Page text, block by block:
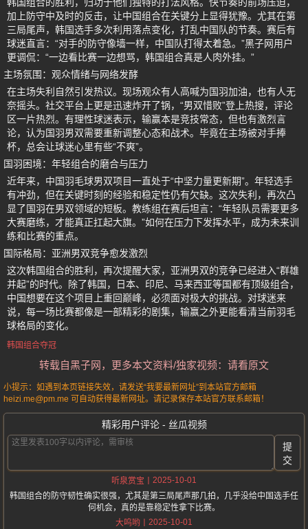
加上防守中及时的反击，让中国组合在关键分上显得犹豫。尤其在第
三局尾声，韩国选手多次利用落点变化，打乱中国队的节奏。赛后有
球迷直言：“对手的防守像墙一样，中国队打得太着急。”黑子网用户
更调侃：“一边看比赛一边想骂，韩国组合真是人肉外挂。”
主场氛围：观众情绪与网络发酵
在主场失利自然引发热议。现场观众有人高喊为国羽加油，也有人无
奈摇头。社交平台上更是迅速炸开了锅，“男双惜败”登上热搜，评论
区一片热烈。有理性球迷表示，输赢本是竞技常态，但也有激烈言
论，认为国羽男双需要重新调整心态和战术。毕竟在主场被对手捧
杯，总会让球迷心里有些“不爽”。
国羽困境：年轻组合的磨合与压力
近年来，中国羽毛球男双项目一直处于“中坚力量更新期”。年轻选手
有冲劲，但在关键时刻的经验和稳定性仍有欠缺。这次失利，再次凸
显了国羽在男双领域的短板。教练组在赛后坦言：“年轻队员需要更多
大赛磨练，才能真正扛起大旗。”如何在压力下发挥水平，成为未来训
练和比赛的重点。
国际格局：亚洲男双竞争愈发激烈
这次韩国组合的胜利，再次提醒大家，亚洲男双的竞争已经进入“群雄
并起”的时代。除了韩国，日本、印尼、马来西亚等国都有顶级组合，
中国想要在这个项目上重回巅峰，必须面对极大的挑战。对球迷来
说，每一场比赛都像是一部精彩的剧集，输赢之外更能看清当前羽毛
球格局的变化。
韩国组合夺冠
转载自黑子网，更多本文资料/独家视频：请看原文
小提示：如遇到本页链接失效，请发送“我要最新网址”到本站官方邮箱
heizi.me@pm.me 可自动获得最新网址。请记录保存本站官方联系邮箱！
精彩用户评论 - 丝瓜视频
提
交
听泉赏宝
2025-10-01
韩国组合的防守韧性确实很强，尤其是第三局尾声那几拍，几乎没给中国选手任
何机会，真的是靠稳定性拿下比赛。
大呜哟
2025-10-01